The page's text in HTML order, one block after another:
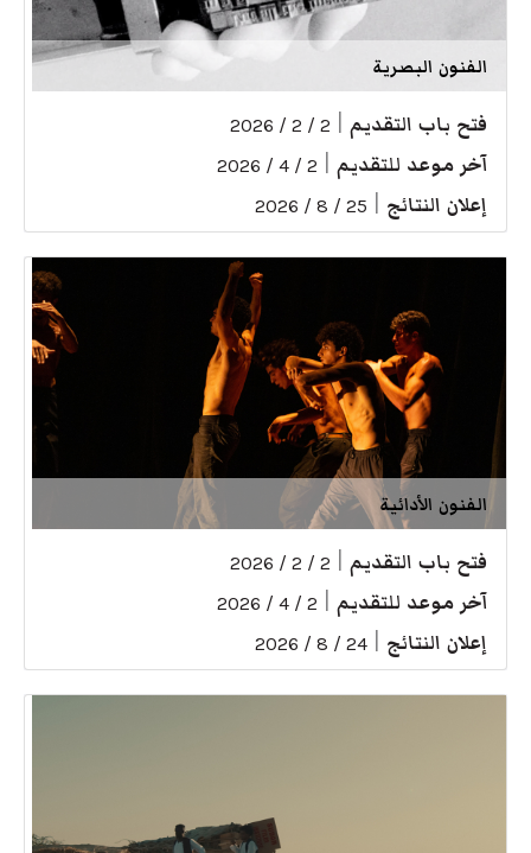
الفنون البصرية
فتح باب التقديم 2 / 2 / 2026
آخر موعد للتقديم 2 / 4 / 2026
إعلان النتائج 25 / 8 / 2026
الفنون الأدائية
فتح باب التقديم 2 / 2 / 2026
آخر موعد للتقديم 2 / 4 / 2026
إعلان النتائج 24 / 8 / 2026